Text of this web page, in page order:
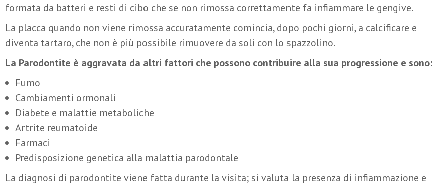
formata da batteri e resti di cibo che se non rimossa correttamente fa infiammare le gengive.
La placca quando non viene rimossa accuratamente comincia, dopo pochi giorni, a calcificare e
diventa tartaro, che non è più possibile rimuovere da soli con lo spazzolino.
La Parodontite è aggravata da altri fattori che possono contribuire alla sua progressione e sono:
Fumo
Cambiamenti ormonali
Diabete e malattie metaboliche
Artrite reumatoide
Farmaci
Predisposizione genetica alla malattia parodontale
La diagnosi di parodontite viene fatta durante la visita; si valuta la presenza di infiammazione e